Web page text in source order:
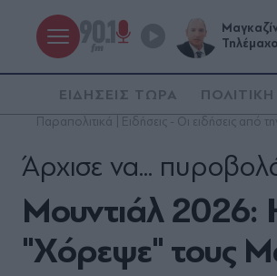
ΕΙΔΗΣΕΙΣ ΤΩΡΑ ΠΟΛΙΤΙΚΗ
Παραπολιτικά | Ειδήσεις - Οι ειδήσεις από
Mουντιάλ 2026:
"Χόρεψε" τους
Άρχισε να...